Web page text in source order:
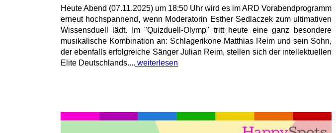
Heute Abend (07.11.2025) um 18:50 Uhr wird es im ARD Vorabendprogramm
erneut hochspannend, wenn Moderatorin Esther Sedlaczek zum ultimativen
Wissensduell lädt. Im "Quizduell-Olymp" tritt heute eine ganz besondere
musikalische Kombination an: Schlagerikone Matthias Reim und sein Sohn,
der ebenfalls erfolgreiche Sänger Julian Reim, stellen sich der intellektuellen
Elite Deutschlands.... weiterlesen